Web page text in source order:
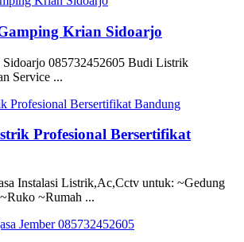
Krian Sidoarjo
085732452605 Budi Listrik
Service ...
Profesional Bersertifikat
Instalasi Listrik,Ac,Cctv untuk: ~Gedung
~Rumah ...